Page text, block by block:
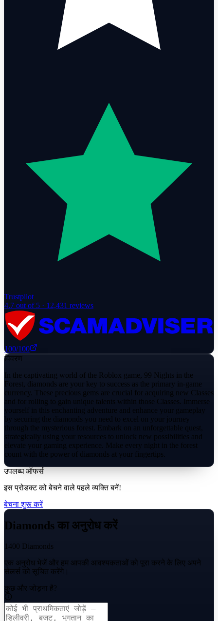
Trustpilot
4.7 out of 5 · 12,431 reviews
100/100
विवरण
In the captivating world of the Roblox game, 99 Nights in the
Forest, diamonds are your key to success as the primary in-game
currency. These precious gems are crucial for acquiring new Classes
and for rolling to gain unique talents within those Classes. Immerse
yourself in this enchanting adventure and enhance your gameplay
by securing the diamonds you need to excel on your journey
through the mysterious forest. Embark on an unforgettable quest,
strategically using your resources to unlock new possibilities and
elevate your gaming experience. Make every night in the forest
count with the power of diamonds at your fingertips.
उपलब्ध ऑफर्स
इस प्रोडक्ट को बेचने वाले पहले व्यक्ति बनें!
बेचना शुरू करें
Diamonds का अनुरोध करें
1400 Diamonds
एक अनुरोध भेजें और हम आपकी आवश्यकताओं को पूरा करने के लिए अपने
सेलर्स को सूचित करेंगे।
कुछ और जोड़ना है?